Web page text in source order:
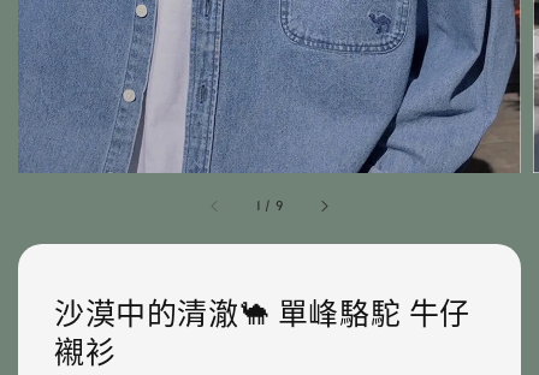
1 / 9
沙漠中的清澈🐪 單峰駱駝 牛仔
襯衫